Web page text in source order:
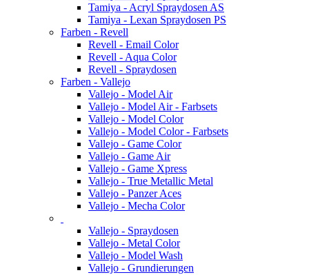
Tamiya - Acryl Spraydosen AS
Tamiya - Lexan Spraydosen PS
Farben - Revell
Revell - Email Color
Revell - Aqua Color
Revell - Spraydosen
Farben - Vallejo
Vallejo - Model Air
Vallejo - Model Air - Farbsets
Vallejo - Model Color
Vallejo - Model Color - Farbsets
Vallejo - Game Color
Vallejo - Game Air
Vallejo - Game Xpress
Vallejo - True Metallic Metal
Vallejo - Panzer Aces
Vallejo - Mecha Color
Vallejo - Spraydosen
Vallejo - Metal Color
Vallejo - Model Wash
Vallejo - Grundierungen